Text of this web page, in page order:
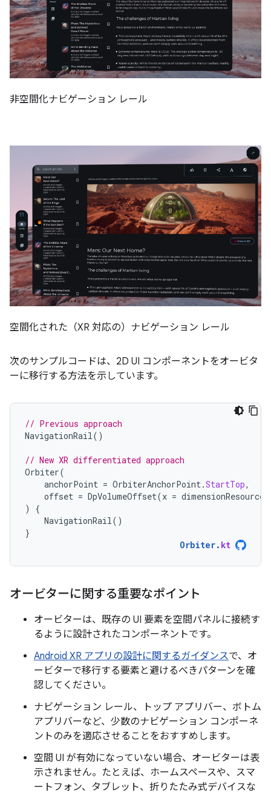
非空間化ナビゲーション レール
空間化された（XR 対応の）ナビゲーション レール
次のサンプルコードは、2D UI コンポーネントをオービタ
ーに移行する方法を示しています。
// Previous approach
NavigationRail()
// New XR differentiated approach
Orbiter(
anchorPoint = OrbiterAnchorPoint.StartTop,
offset = DpVolumeOffset(x = dimensionResource
)
{
NavigationRail()
}
Orbiter. kt
オービターに関する重要なポイント
オービターは、既存の UI 要素を空間パネルに接続す
るように設計されたコンポーネントです。
Android XR アプリの設計に関するガイダンスで、オ
ービターで移行する要素と避けるべきパターンを確
認してください。
ナビゲーション レール、トップ アプリバー、ボトム
アプリバーなど、少数のナビゲーション コンポーネ
ントのみを適応させることをおすすめします。
空間 UI が有効になっていない場合、オービターは表
示されません。たとえば、ホームスペースや、スマ
ートフォン、タブレット、折りたたみ式デバイスな